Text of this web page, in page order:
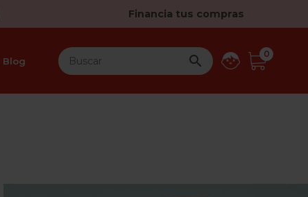
Financia tus compras
Blog  0